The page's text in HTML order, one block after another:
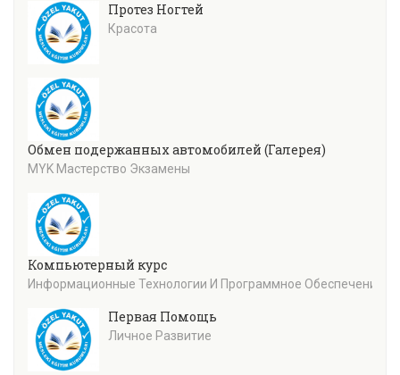
Протез Ногтей
Красота
Обмен подержанных автомобилей (Галерея)
MYK Мастерство Экзамены
Компьютерный курс
Информационные Технологии И Программное Обеспечение
Первая Помощь
Личное Развитие